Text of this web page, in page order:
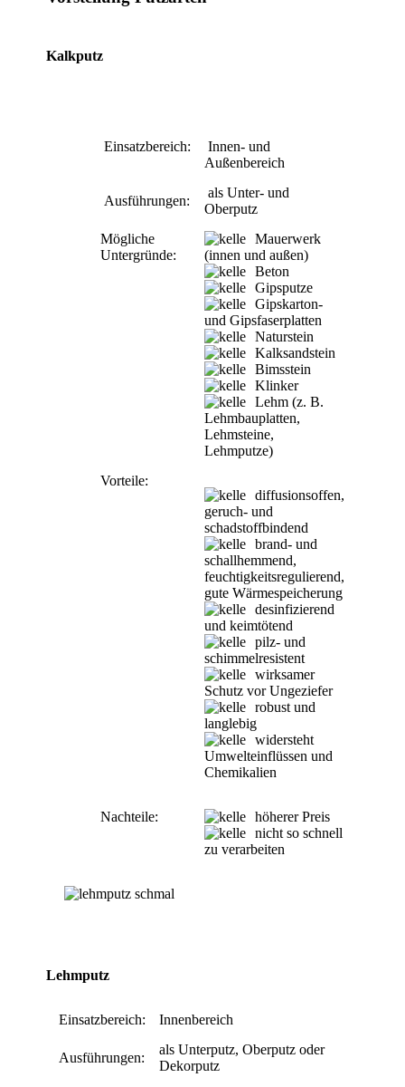
Kalkputz
Einsatzbereich:
Innen- und
Außenbereich
Ausführungen:
als Unter- und
Oberputz
Mögliche
Untergründe:
Mauerwerk
(innen und außen)
Beton
Gipsputze
Gipskarton-
und Gipsfaserplatten
Naturstein
Kalksandstein
Bimsstein
Klinker
Lehm (z. B.
Lehmbauplatten,
Lehmsteine,
Lehmputze)
Vorteile:
diffusionsoffen,
geruch- und
schadstoffbindend
brand- und
schallhemmend,
feuchtigkeitsregulierend,
gute Wärmespeicherung
desinfizierend
und keimtötend
pilz- und
schimmelresistent
wirksamer
Schutz vor Ungeziefer
robust und
langlebig
widersteht
Umwelteinflüssen und
Chemikalien
Nachteile:
höherer Preis
nicht so schnell
zu verarbeiten
Lehmputz
Einsatzbereich: Innenbereich
Ausführungen:
als Unterputz, Oberputz oder
Dekorputz